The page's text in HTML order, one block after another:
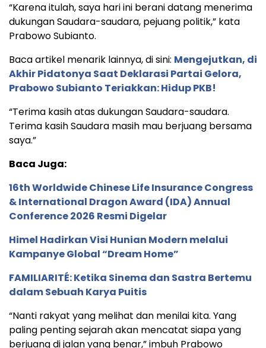
“Karena itulah, saya hari ini berani datang menerima
dukungan Saudara-saudara, pejuang politik,” kata
Prabowo Subianto.
Baca artikel menarik lainnya, di sini: Mengejutkan, di
Akhir Pidatonya Saat Deklarasi Partai Gelora,
Prabowo Subianto Teriakkan: Hidup PKB!
“Terima kasih atas dukungan Saudara-saudara.
Terima kasih Saudara masih mau berjuang bersama
saya.”
Baca Juga:
16th Worldwide Chinese Life Insurance Congress
& International Dragon Award (IDA) Annual
Conference 2026 Resmi Digelar
Himel Hadirkan Visi Hunian Modern melalui
Kampanye Global “Dream Home”
FAMILIARITÉ: Ketika Sinema dan Sastra Bertemu
dalam Sebuah Karya Puitis
“Nanti rakyat yang melihat dan menilai kita. Yang
paling penting sejarah akan mencatat siapa yang
berjuang di jalan yang benar,” imbuh Prabowo